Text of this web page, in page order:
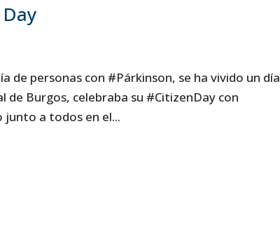
de personas con #Párkinson, se ha vivido un día
de Burgos, celebraba su #CitizenDay con
a todos en el...